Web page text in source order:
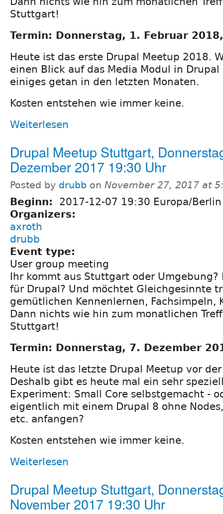
Stuttgart!
Termin: Donnerstag, 1. Februar
Heute ist das erste Drupal Meetup 2018.
einen Blick auf das Media Modul in
einiges getan in den letzten Monaten.
Kosten entstehen wie immer keine.
Weiterlesen
Drupal Meetup Stuttgart,
Dezember 2017 19:30 Uhr
Posted by drubb on November 27, 2017 at
Beginn:
2017-12-07 19:30 Europa/Berlin
Organizers:
axroth
drubb
Event type:
User group meeting
Ihr kommt aus Stuttgart oder Umgebung?
für Drupal? Und möchtet Gleichgesinnte
gemütlichen Kennenlernen, Fachsimpeln,
Dann nichts wie hin zum monatlichen
Stuttgart!
Termin: Donnerstag, 7. Dezember
Heute ist das letzte Drupal Meetup vor
Deshalb gibt es heute mal ein sehr
Experiment: Small Core selbstgemacht -
eigentlich mit einem Drupal 8 ohne
etc. anfangen?
Kosten entstehen wie immer keine.
Weiterlesen
Drupal Meetup Stuttgart,
November 2017 19:30 Uhr